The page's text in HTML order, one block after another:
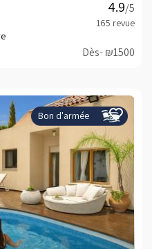
/5
Dès- ₪1500
Bon d'armée